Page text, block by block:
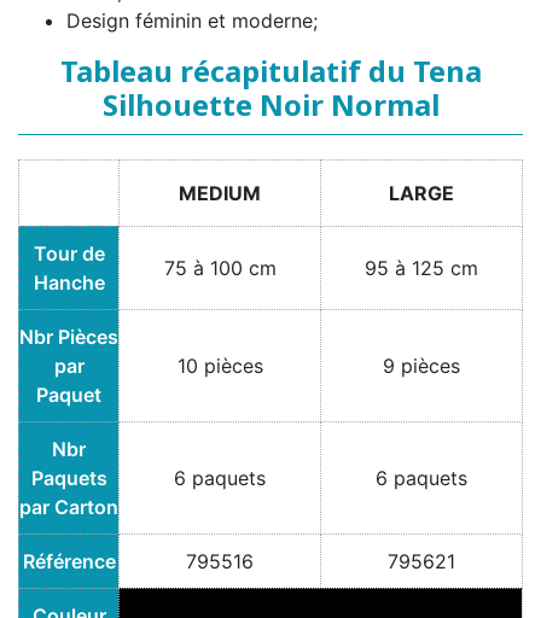
Design féminin et moderne;
Tableau récapitulatif du Tena
Silhouette Noir Normal
MEDIUM LARGE
Tour de
Hanche
75 à 100 cm 95 à 125 cm
Nbr Pièces
par
Paquet
10 pièces 9 pièces
Nbr
Paquets
par Carton
6 paquets 6 paquets
Référence 795516 795621